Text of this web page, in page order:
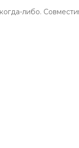
либо.